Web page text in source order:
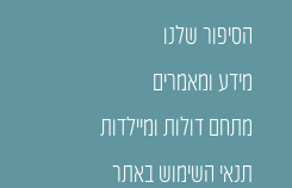
הסיפור שלנו
מידע ומאמרים
מתחם דולות ומיילדות
תנאי השימוש באתר